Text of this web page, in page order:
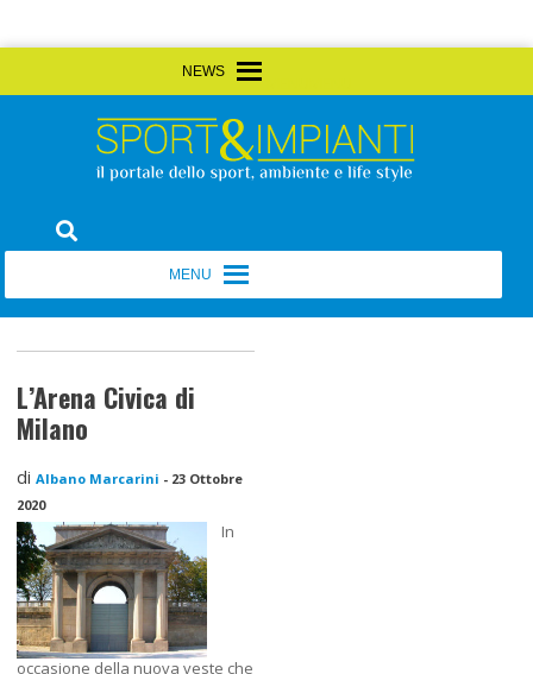
to
Sport&Impianti
L’Arena Civica di
Milano
diAlbano Marcarini - 23 Ottobre
2020
In
occasione della nuova veste che